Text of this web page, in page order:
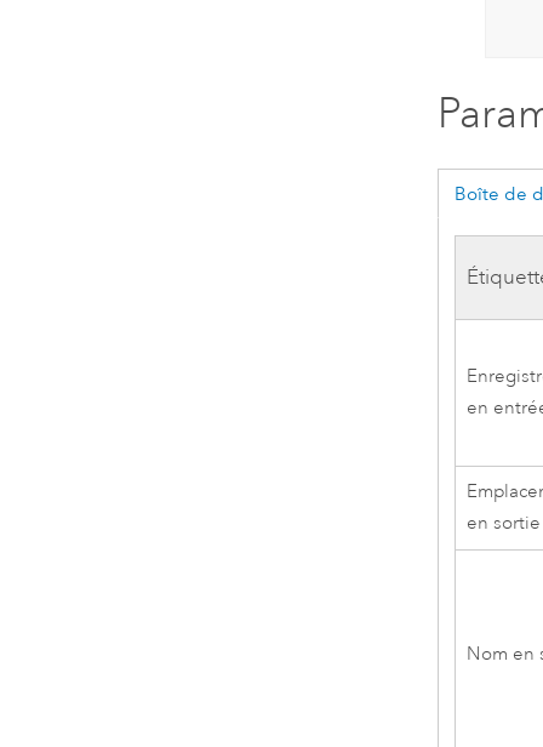
Boîte de
en
en sortie
Nom en